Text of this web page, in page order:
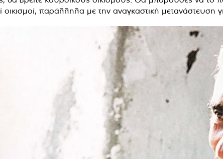
οικισμοί, παράλληλα με την αναγκαστική μετανάστευση